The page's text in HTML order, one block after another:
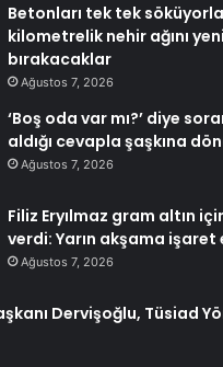
Betonları tek tek
kilometrelik nehir ağını
bırakacaklar
Ağustos 7, 2026
‘Boş oda var mı?’ diye
aldığı cevapla şaşkına
Ağustos 7, 2026
Filiz Eryılmaz gram altın
verdi: Yarın akşama
Ağustos 7, 2026
Dervişoğlu, Tüsiad